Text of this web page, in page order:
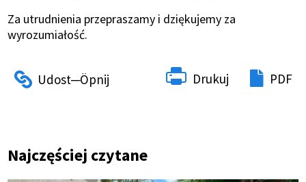
Za utrudnienia przepraszamy i dziękujemy za
wyrozumiałość.
Drukuj PDF
Najczęściej czytane